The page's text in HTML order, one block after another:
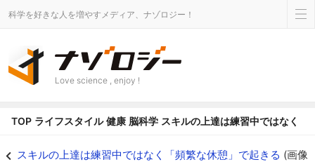
科学を好きな人を増やすメディア、ナゾロジー！
Love science , enjoy !
TOP ライフスタイル 健康 脳科学 スキルの上達は練習中ではなく「
スキルの上達は練習中ではなく「頻繁な休憩」で起きる (画像